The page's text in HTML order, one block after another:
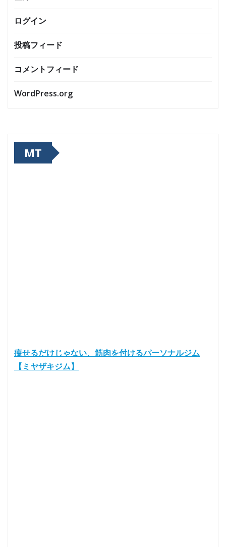
ログイン
投稿フィード
コメントフィード
WordPress.org
MT
痩せるだけじゃない、筋肉を付けるパーソナルジム
【ミヤザキジム】